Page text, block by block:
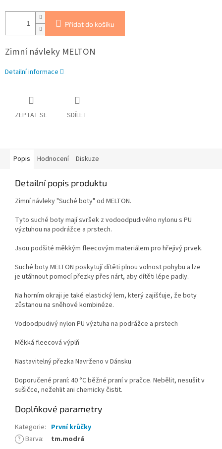
Přidat do košíku
Zimní návleky MELTON
Detailní informace
ZEPTAT SE SDÍLET
Popis Hodnocení Diskuze
Detailní popis produktu
Zimní návleky "Suché boty" od MELTON.
Tyto suché boty mají svršek z vodoodpudivého nylonu s PU
výztuhou na podrážce a prstech.
Jsou podšité měkkým fleecovým materiálem pro hřejivý prvek.
Suché boty MELTON poskytují dítěti plnou volnost pohybu a lze
je utáhnout pomocí přezky přes nárt, aby dítěti lépe padly.
Na horním okraji je také elastický lem, který zajišťuje, že boty
zůstanou na sněhové kombinéze.
Vodoodpudivý nylon PU výztuha na podrážce a prstech
Měkká fleecová výplň
Nastavitelný přezka Navrženo v Dánsku
Doporučené praní: 40 °C běžné praní v pračce. Nebělit, nesušit v
sušičce, nežehlit ani chemicky čistit.
Doplňkové parametry
Kategorie: První krůčky
? Barva: tm.modrá